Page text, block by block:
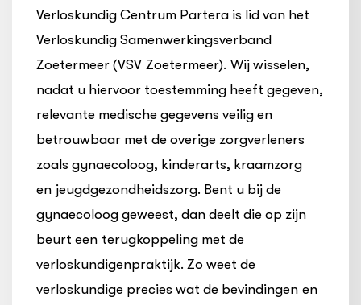
Verloskundig Centrum Partera is lid van het
Verloskundig Samenwerkingsverband
Zoetermeer (VSV Zoetermeer). Wij wisselen,
nadat u hiervoor toestemming heeft gegeven,
relevante medische gegevens veilig en
betrouwbaar met de overige zorgverleners
zoals gynaecoloog, kinderarts, kraamzorg
en jeugdgezondheidszorg. Bent u bij de
gynaecoloog geweest, dan deelt die op zijn
beurt een terugkoppeling met de
verloskundigenpraktijk. Zo weet de
verloskundige precies wat de bevindingen en